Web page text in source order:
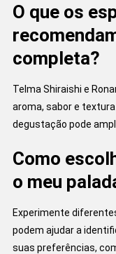
O que os
completa?
Telma Shiraishi e
aroma, sabor e
degustação pode
Como
o meu
Experimente
podem ajudar a
suas preferências,